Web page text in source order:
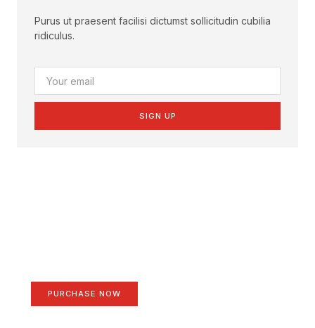
Purus ut praesent facilisi dictumst sollicitudin cubilia
ridiculus.
SIGN UP
PURCHASE NOW